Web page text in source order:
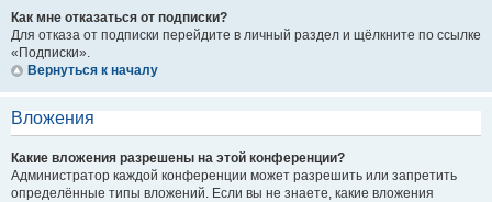
Как мне отказаться от подписки?
Для отказа от подписки перейдите в личный раздел и щёлкните по ссылке
«Подписки».
Вернуться к началу
Вложения
Какие вложения разрешены на этой конференции?
Администратор каждой конференции может разрешить или запретить
определённые типы вложений. Если вы не знаете, какие вложения